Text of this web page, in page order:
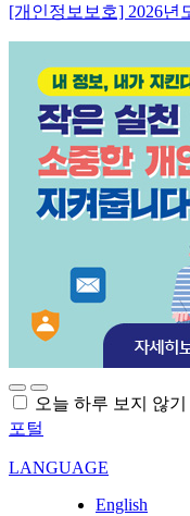
[개인정보보호] 2026년
오늘 하루 보지 않기
포털
LANGUAGE
English